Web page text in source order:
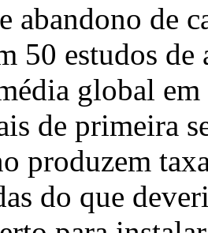
abandono de
50 estudos
global
de primeira
produzem
do que